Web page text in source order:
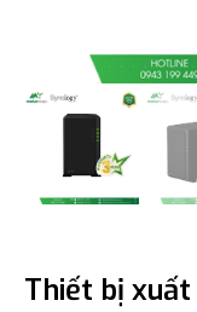
Thiết bị xuất